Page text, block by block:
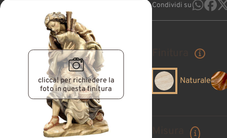
clicca! per richiedere la
foto in questa finitura
Condividi su
Naturale